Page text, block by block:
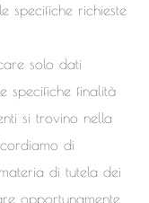
specifiche richieste
solo dati
specifiche finalità
si trovino nella
di
di tutela dei
opportunamente